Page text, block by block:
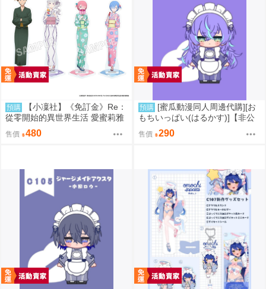
預購
【小凜社】《免訂金》Re：
從零開始的異世界生活 愛蜜莉雅
拉姆 雷姆 お祭り ver. 和服 壓克
力立牌
售價 480
預購 [蜜瓜動漫同人周邊代購][お
もちいっぱい(はるかす)]【非公
式】星導ショウ【ジャージメイ
ドアクスタ】(彩虹社)(同人周邊)
售價 290